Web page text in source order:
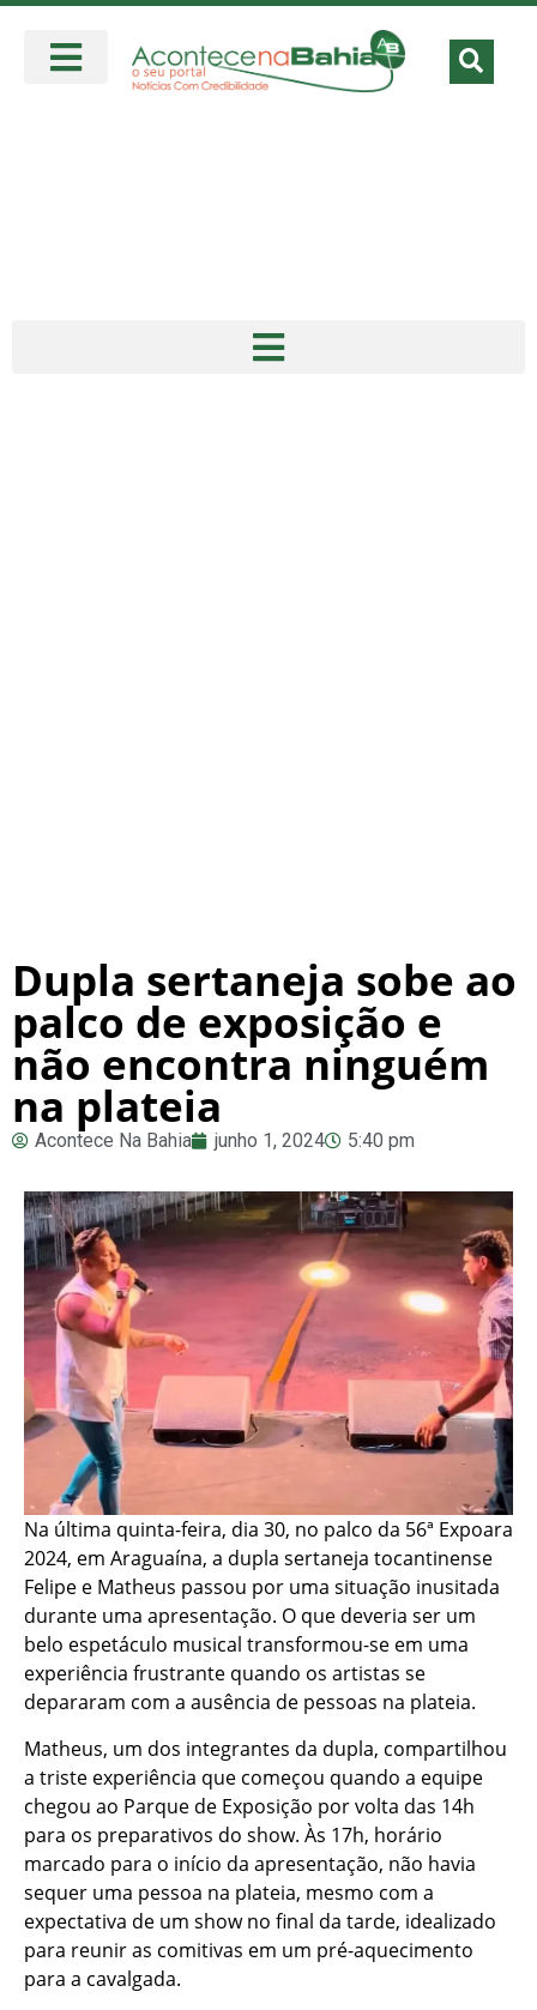
Dupla sertaneja sobe ao
palco de exposição e
não encontra ninguém
na plateia
Acontece Na Bahia junho 1, 2024 5:40 pm
Na última quinta-feira, dia 30, no palco da 56ª Expoara
2024, em Araguaína, a dupla sertaneja tocantinense
Felipe e Matheus passou por uma situação inusitada
durante uma apresentação. O que deveria ser um
belo espetáculo musical transformou-se em uma
experiência frustrante quando os artistas se
depararam com a ausência de pessoas na plateia.
Matheus, um dos integrantes da dupla, compartilhou
a triste experiência que começou quando a equipe
chegou ao Parque de Exposição por volta das 14h
para os preparativos do show. Às 17h, horário
marcado para o início da apresentação, não havia
sequer uma pessoa na plateia, mesmo com a
expectativa de um show no final da tarde, idealizado
para reunir as comitivas em um pré-aquecimento
para a cavalgada.